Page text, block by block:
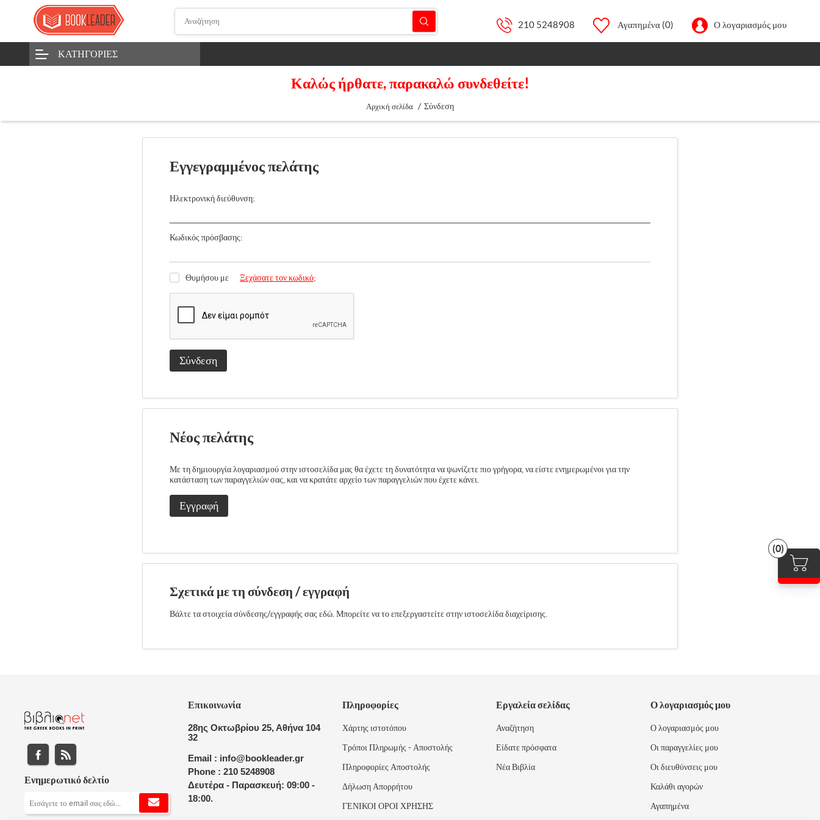
210 5248908 Αγαπημένα (0) Ο λογαριασμός μου
(0)
ΚΑΤΗΓΟΡΊΕΣ
Καλώς ήρθατε, παρακαλώ συνδεθείτε!
Αρχική σελίδα / Σύνδεση
Εγγεγραμμένος πελάτης
Ηλεκτρονική διεύθυνση:
Κωδικός πρόσβασης:
Θυμήσου με Ξεχάσατε τον κωδικό;
Σύνδεση
Νέος πελάτης
Με τη δημιουργία λογαριασμού στην ιστοσελίδα μας θα έχετε τη δυνατότητα να ψωνίζετε πιο γρήγορα, να είστε ενημερωμένοι για την
κατάσταση των παραγγελιών σας, και να κρατάτε αρχείο των παραγγελιών που έχετε κάνει.
Εγγραφή
Σχετικά με τη σύνδεση / εγγραφή
Βάλτε τα στοιχεία σύνδεσης/εγγραφής σας εδώ. Μπορείτε να το επεξεργαστείτε στην ιστοσελίδα διαχείρισης.
Ενημερωτικό δελτίο
Επικοινωνία
28ης Οκτωβρίου 25, Αθήνα 104
32
Email : info@bookleader.gr
Phone : 210 5248908
Δευτέρα - Παρασκευή: 09:00 -
18:00.
Πληροφορίες
Χάρτης ιστοτόπου
Τρόποι Πληρωμής - Αποστολής
Πληροφορίες Αποστολής
Δήλωση Απορρήτου
ΓΕΝΙΚΟΙ ΟΡΟΙ ΧΡΗΣΗΣ
Εργαλεία σελίδας
Αναζήτηση
Είδατε πρόσφατα
Νέα Βιβλία
Ο λογαριασμός μου
Ο λογαριασμός μου
Οι παραγγελίες μου
Οι διευθύνσεις μου
Καλάθι αγορών
Αγαπημένα